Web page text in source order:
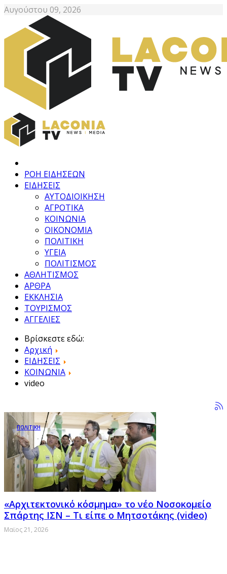
Αυγούστου 09, 2026
ΡΟΗ ΕΙΔΗΣΕΩΝ
ΕΙΔΗΣΕΙΣ
ΑΥΤΟΔΙΟΙΚΗΣΗ
ΑΓΡΟΤΙΚΑ
ΚΟΙΝΩΝΙΑ
ΟΙΚΟΝΟΜΙΑ
ΠΟΛΙΤΙΚΗ
ΥΓΕΙΑ
ΠΟΛΙΤΙΣΜΟΣ
ΑΘΛΗΤΙΣΜΟΣ
ΑΡΘΡΑ
ΕΚΚΛΗΣΙΑ
ΤΟΥΡΙΣΜΟΣ
ΑΓΓΕΛΙΕΣ
Βρίσκεστε εδώ:
Αρχική
ΕΙΔΗΣΕΙΣ
ΚΟΙΝΩΝΙΑ
video
ΠΟΛΙΤΙΚΗ
«Αρχιτεκτονικό κόσμημα» το νέο Νοσοκομείο
Σπάρτης ΙΣΝ – Τι είπε ο Μητσοτάκης (video)
Μαϊος 21, 2026